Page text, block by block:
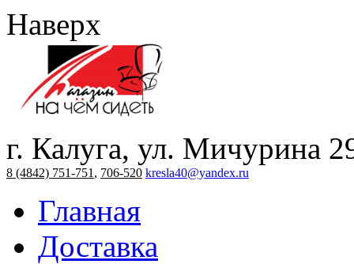
Наверх
г. Калуга, ул. Мичурина
8 (4842) 751-751 , 706-520 kresla40@yandex.ru
Главная
Доставка